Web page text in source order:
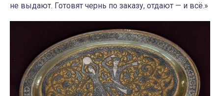
не выдают. Готовят чернь по заказу, отдают — и всё.»